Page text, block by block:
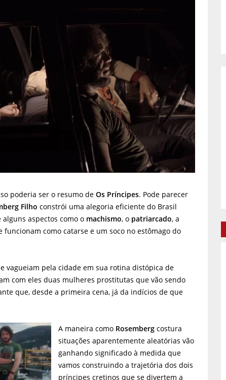
poderia ser o resumo deOs Príncipes. Pode parecer
Filho constrói uma alegoria eficiente do Brasil
aspectos como o machismo, o patriarcado, a
funcionam como catarse e um soco no estômago do
vagueiam pela cidade em sua rotina distópica de
com eles duas mulheres prostitutas que vão sendo
que, desde a primeira cena, já da indícios de que
A maneira como Rosembergcostura
situações aparentemente aleatórias vão
ganhando significado à medida que
vamos construindo a trajetória dos dois
príncipes cretinos que se divertem a